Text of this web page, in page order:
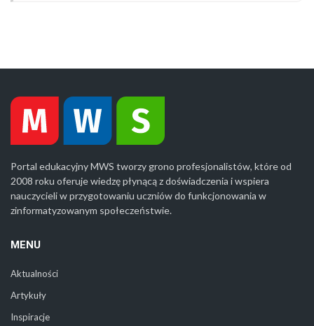
Portal edukacyjny MWS tworzy grono profesjonalistów, które od
2008 roku oferuje wiedzę płynącą z doświadczenia i wspiera
nauczycieli w przygotowaniu uczniów do funkcjonowania w
zinformatyzowanym społeczeństwie.
MENU
Aktualności
Artykuły
Inspiracje